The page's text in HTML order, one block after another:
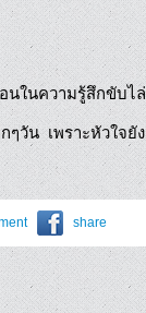
นในความรู้สึกขับไล่
วัน  เพราะหัวใจยัง
share